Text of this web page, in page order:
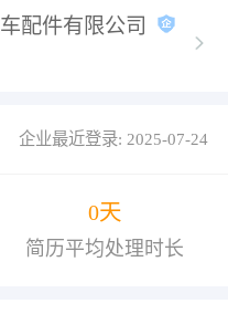
配件有限公司
企业最近登录: 2025-07-24
0天
简历平均处理时长